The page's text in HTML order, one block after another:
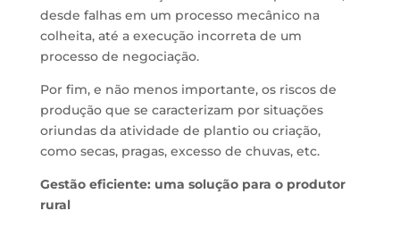
desde falhas em um processo mecânico na
colheita, até a execução incorreta de um
processo de negociação.
Por fim, e não menos importante, os riscos de
produção que se caracterizam por situações
oriundas da atividade de plantio ou criação,
como secas, pragas, excesso de chuvas, etc.
Gestão eficiente: uma solução para o produtor
rural